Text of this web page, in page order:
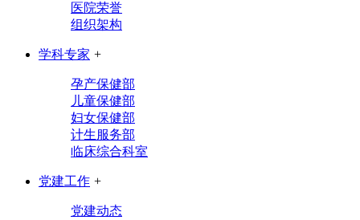
医院荣誉
组织架构
学科专家 +
孕产保健部
儿童保健部
妇女保健部
计生服务部
临床综合科室
党建工作 +
党建动态